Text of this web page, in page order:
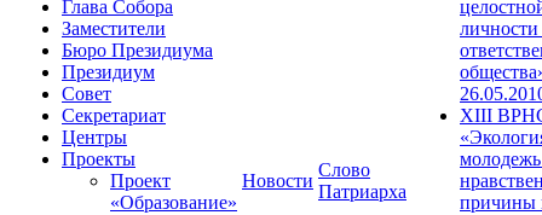
Глава Собора
Заместители
Бюро Президиума
Президиум
Совет
Секретариат
Центры
Проекты
Проект
«Образование»
Новости
Слово
Патриарха
XIII
причины